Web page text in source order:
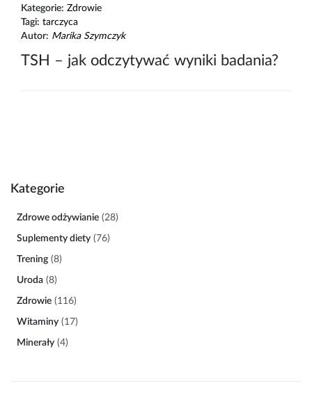
Kategorie: Zdrowie
Tagi: tarczyca
Autor: Marika Szymczyk
TSH – jak odczytywać wyniki badania?
Kategorie
Zdrowe odżywianie (28)
Suplementy diety (76)
Trening (8)
Uroda (8)
Zdrowie (116)
Witaminy (17)
Minerały (4)